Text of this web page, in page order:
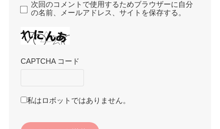
次回のコメントで使用するためブラウザーに自分
の名前、メールアドレス、サイトを保存する。
CAPTCHA コード
私はロボットではありません。